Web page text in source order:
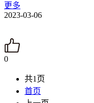
更多
2023-03-06
0
共1页
首页